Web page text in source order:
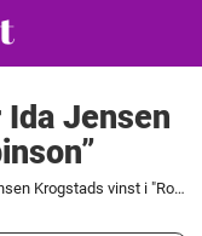
Jensen
Hårda reaktioner efter Ida Jensen Krogstads vinst i "Robinson"